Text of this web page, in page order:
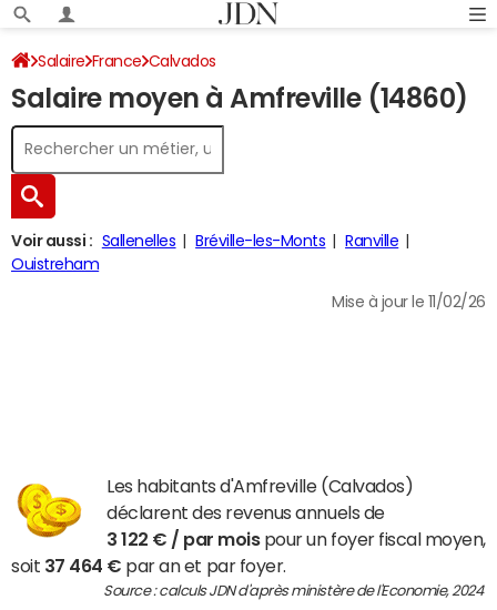
Salaire France Calvados
Salaire moyen à Amfreville (14860)
Voir aussi : Sallenelles Bréville-les-Monts
Ranville
Ouistreham
Mise à jour le 11/02/26
Les habitants d'Amfreville (Calvados)
déclarent des revenus annuels de
3 122 € / par moispour un foyer fiscal moyen,
soit 37 464 € par an et par foyer.
Source : calculs JDN d'après ministère de l'Economie, 2024